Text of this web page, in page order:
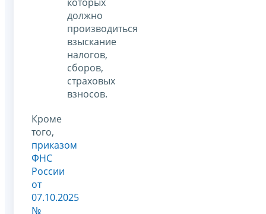
должно
производиться
взыскание
налогов,
сборов,
страховых
взносов.
Кроме
того,
приказом
ФНС
России
от
07.10.2025
№